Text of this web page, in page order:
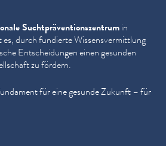
Sucht­präven­tion­szen­trumin
durch fundierte Wis­sensver­mit­tlung
Entschei­dun­gen einen gesunden
zu fördern.
für eine gesunde Zukunft – für